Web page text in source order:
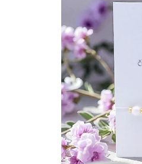
hviezdičiek.